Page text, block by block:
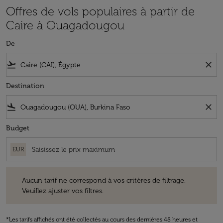
Offres de vols populaires à partir de
Caire à Ouagadougou
De
flight_takeoff close
Destination
flight_land close
Budget
EUR
Aucun tarif ne correspond à vos critères de filtrage.
Veuillez ajuster vos filtres.
*Les tarifs affichés ont été collectés au cours des dernières 48 heures et